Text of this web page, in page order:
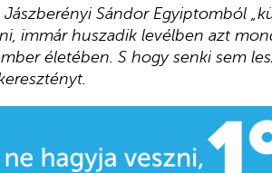
Sándor Egyiptomból
immár huszadik levélben azt
életében. S hogy senki sem